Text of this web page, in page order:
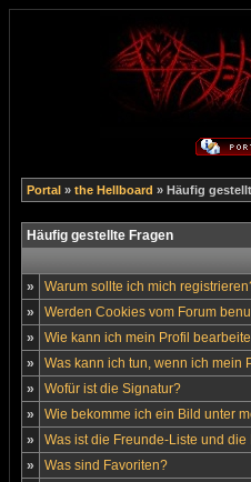
Portal » the Hellboard » Häufig
Häufig gestellte Fragen
»
Warum sollte ich mich
»
Werden Cookies vom Forum
»
Wie kann ich mein Profil
»
Was kann ich tun, wenn ich mein
»
Wofür ist die Signatur?
»
Wie bekomme ich ein Bild unter
»
Was ist die Freunde-Liste und
»
Was sind Favoriten?